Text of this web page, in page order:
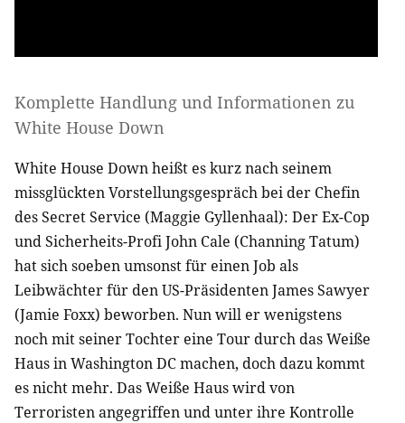
Komplette Handlung und Informationen zu
White House Down
White House Down heißt es kurz nach seinem
missglückten Vorstellungsgespräch bei der Chefin
des Secret Service (Maggie Gyllenhaal): Der Ex-Cop
und Sicherheits-Profi John Cale (Channing Tatum)
hat sich soeben umsonst für einen Job als
Leibwächter für den US-Präsidenten James Sawyer
(Jamie Foxx) beworben. Nun will er wenigstens
noch mit seiner Tochter eine Tour durch das Weiße
Haus in Washington DC machen, doch dazu kommt
es nicht mehr. Das Weiße Haus wird von
Terroristen angegriffen und unter ihre Kontrolle